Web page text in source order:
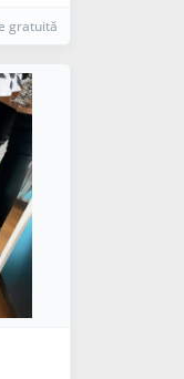
gratuită